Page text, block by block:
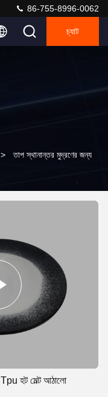
86-755-8996-0062
চ্যাট
> তাপ স্থানান্তর মুদ্রণের জন্য
হট মেল্ট আঠালো